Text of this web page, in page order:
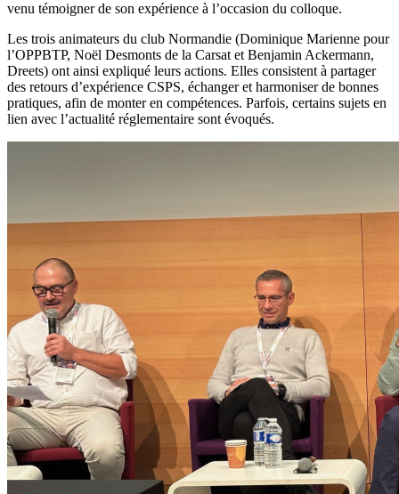
venu témoigner de son expérience à l’occasion du colloque.
Les trois animateurs du club Normandie (Dominique Marienne pour
l’OPPBTP, Noël Desmonts de la Carsat et Benjamin Ackermann,
Dreets) ont ainsi expliqué leurs actions. Elles consistent à partager
des retours d’expérience CSPS, échanger et harmoniser de bonnes
pratiques, afin de monter en compétences. Parfois, certains sujets en
lien avec l’actualité réglementaire sont évoqués.